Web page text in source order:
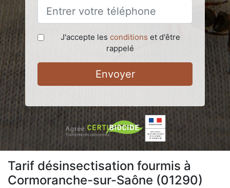
J'accepte les conditions et d'être
rappelé
Envoyer
Tarif désinsectisation fourmis à
Cormoranche-sur-Saône (01290)